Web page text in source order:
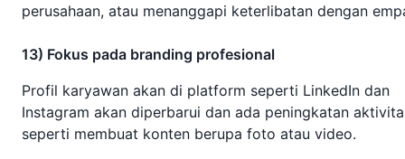
perusahaan, atau menanggapi keterlibatan dengan
13) Fokus pada branding profesional
Profil karyawan akan di platform seperti LinkedIn dan
Instagram akan diperbarui dan ada peningkatan
seperti membuat konten berupa foto atau video.